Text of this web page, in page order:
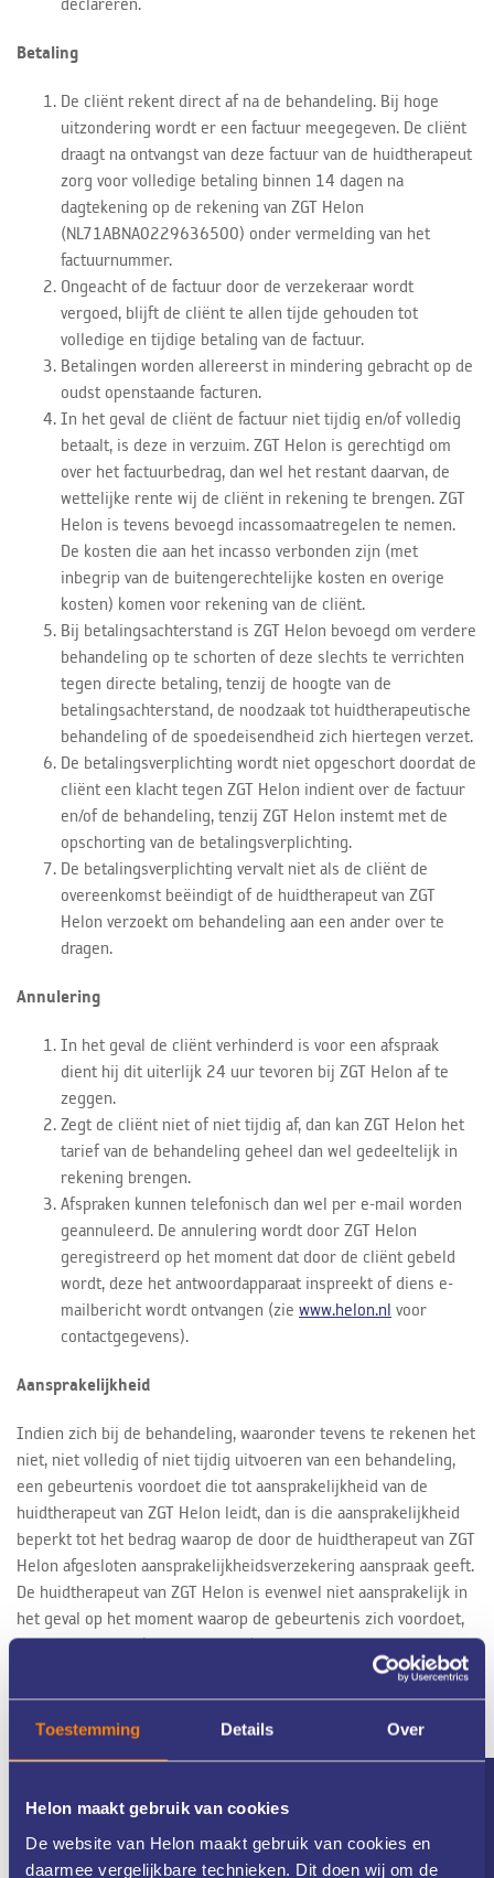
Toestemming Details Over
Helon maakt gebruik van cookies
De website van Helon maakt gebruik van cookies en
daarmee vergelijkbare technieken. Dit doen wij om de
Betaling
De cliënt rekent direct af na de behandeling. Bij hoge
uitzondering wordt er een factuur meegegeven. De cliënt
draagt na ontvangst van deze factuur van de huidtherapeut
zorg voor volledige betaling binnen 14 dagen na
dagtekening op de rekening van ZGT Helon
(NL71ABNA0229636500) onder vermelding van het
factuurnummer.
Ongeacht of de factuur door de verzekeraar wordt
vergoed, blijft de cliënt te allen tijde gehouden tot
volledige en tijdige betaling van de factuur.
Betalingen worden allereerst in mindering gebracht op de
oudst openstaande facturen.
In het geval de cliënt de factuur niet tijdig en/of volledig
betaalt, is deze in verzuim. ZGT Helon is gerechtigd om
over het factuurbedrag, dan wel het restant daarvan, de
wettelijke rente wij de cliënt in rekening te brengen. ZGT
Helon is tevens bevoegd incassomaatregelen te nemen.
De kosten die aan het incasso verbonden zijn (met
inbegrip van de buitengerechtelijke kosten en overige
kosten) komen voor rekening van de cliënt.
Bij betalingsachterstand is ZGT Helon bevoegd om verdere
behandeling op te schorten of deze slechts te verrichten
tegen directe betaling, tenzij de hoogte van de
betalingsachterstand, de noodzaak tot huidtherapeutische
behandeling of de spoedeisendheid zich hiertegen verzet.
De betalingsverplichting wordt niet opgeschort doordat de
cliënt een klacht tegen ZGT Helon indient over de factuur
en/of de behandeling, tenzij ZGT Helon instemt met de
opschorting van de betalingsverplichting.
De betalingsverplichting vervalt niet als de cliënt de
overeenkomst beëindigt of de huidtherapeut van ZGT
Helon verzoekt om behandeling aan een ander over te
dragen.
Annulering
In het geval de cliënt verhinderd is voor een afspraak
dient hij dit uiterlijk 24 uur tevoren bij ZGT Helon af te
zeggen.
Zegt de cliënt niet of niet tijdig af, dan kan ZGT Helon het
tarief van de behandeling geheel dan wel gedeeltelijk in
rekening brengen.
Afspraken kunnen telefonisch dan wel per e-mail worden
geannuleerd. De annulering wordt door ZGT Helon
geregistreerd op het moment dat door de cliënt gebeld
wordt, deze het antwoordapparaat inspreekt of diens e-
mailbericht wordt ontvangen (zie www.helon.nl voor
contactgegevens).
Aansprakelijkheid
Indien zich bij de behandeling, waaronder tevens te rekenen het
niet, niet volledig of niet tijdig uitvoeren van een behandeling,
een gebeurtenis voordoet die tot aansprakelijkheid van de
huidtherapeut van ZGT Helon leidt, dan is die aansprakelijkheid
beperkt tot het bedrag waarop de door de huidtherapeut van ZGT
Helon afgesloten aansprakelijkheidsverzekering aanspraak geeft.
De huidtherapeut van ZGT Helon is evenwel niet aansprakelijk in
het geval op het moment waarop de gebeurtenis zich voordoet,
de cliënt in gebreke is met de nakoming van enige verplichting
Producten retourneren
Wanneer u een product aanschaft bij ZGT Helon, wordt een
verkeerde product heeft gekocht, of u zich bedenkt. Hieronder
leggen we uit hoe wij daarmee omgaan.